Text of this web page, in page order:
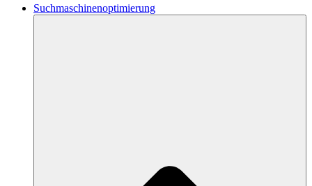
Suchmaschinenoptimierung